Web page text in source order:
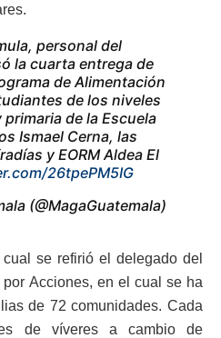
personal del
la cuarta entrega de
de Alimentación
de los niveles
de la Escuela
Ismael Cerna, las
y EORM Aldea El
26tpePM5IG
(@MagaGuatemala)
se refirió el delegado del
Acciones, en el cual se ha
de 72 comunidades. Cada
de víveres a cambio de